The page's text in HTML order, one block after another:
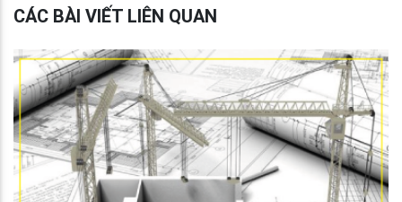
CÁC BÀI VIẾT LIÊN QUAN